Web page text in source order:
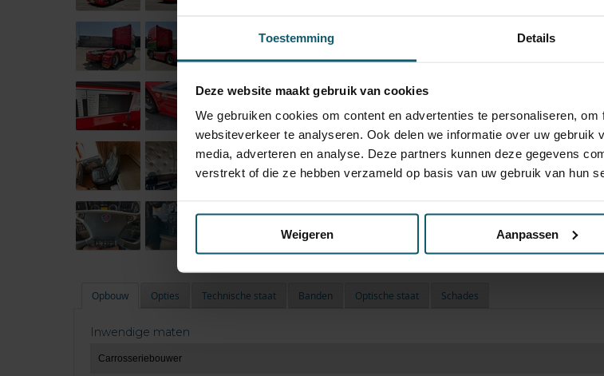
Toestemming Details
Deze website maakt gebruik van cookies
We gebruiken cookies om content en advertenties te personaliseren,
websiteverkeer te analyseren. Ook delen we informatie over uw gebruik
media, adverteren en analyse. Deze partners kunnen deze gegevens
verstrekt of die ze hebben verzameld op basis van uw gebruik van hun
Weigeren Aanpassen
Opbouw Opties Technische staat Banden Optische staat Schades
Inwendige maten
Carrosseriebouwer